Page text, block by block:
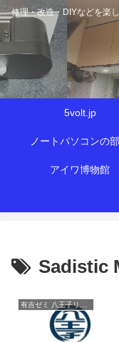
修理・改造・DIYなどを楽
5volt.jp
ノートパソコンの
アイワ博物館
Sadistic